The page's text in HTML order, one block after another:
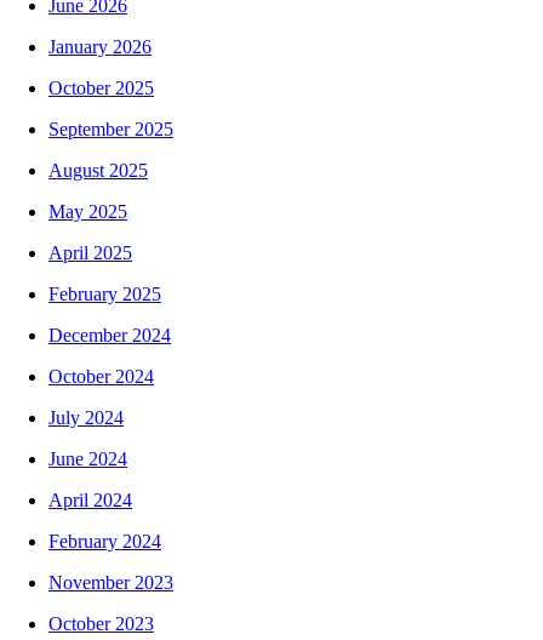
June 2026
January 2026
October 2025
September 2025
August 2025
May 2025
April 2025
February 2025
December 2024
October 2024
July 2024
June 2024
April 2024
February 2024
November 2023
October 2023